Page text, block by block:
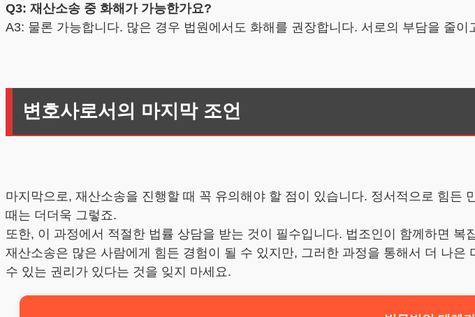
Q3: 재산소송 중 화해가 가능한가요?
A3: 물론 가능합니다. 많은 경우 법원에서도 화해를 권장합니다. 서로의 부담을 줄
변호사로서의 마지막 조언
마지막으로, 재산소송을 진행할 때 꼭 유의해야 할 점이 있습니다. 정서적으로 힘
때는 더더욱 그렇죠.
또한, 이 과정에서 적절한 법률 상담을 받는 것이 필수입니다. 법조인이 함께하면
재산소송은 많은 사람에게 힘든 경험이 될 수 있지만, 그러한 과정을 통해서 더 나
수 있는 권리가 있다는 것을 잊지 마세요.